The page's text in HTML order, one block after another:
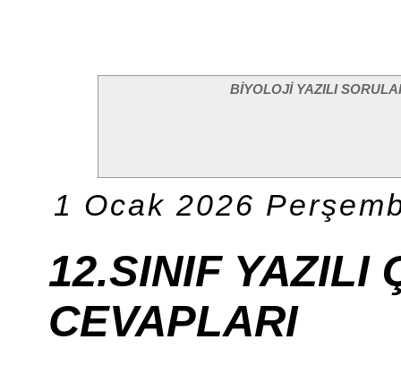
BİYOLOJİ YAZILI
1 Ocak 2026
12.SINIF YAZILI
CEVAPLARI